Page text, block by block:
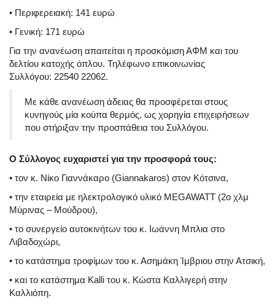
• Περιφερειακή: 141 ευρώ
• Γενική: 171 ευρώ
Για την ανανέωση απαιτείται η προσκόμιση ΑΦΜ και του
δελτίου κατοχής όπλου. Τηλέφωνο επικοινωνίας
Συλλόγου: 22540 22062.
Με κάθε ανανέωση άδειας θα προσφέρεται στους
κυνηγούς μία κούπα θερμός, ως χορηγία επιχειρήσεων
που στήριξαν την προσπάθεια του Συλλόγου.
Ο Σύλλογος ευχαριστεί για την προσφορά τους:
• τον κ. Νίκο Γιαννάκαρο (Giannakaros) στον Κότσινα,
• την εταιρεία με ηλεκτρολογικό υλικό MEGAWATT (2ο χλμ
Μύρινας – Μούδρου),
• το συνεργείο αυτοκινήτων του κ. Ιωάννη Μπλια στο
Λιβαδοχώρι,
• το κατάστημα τροφίμων του κ. Ασημάκη Ίμβριου στην Ατσική,
• και το κατάστημα Kalli του κ. Κώστα Καλλιγερή στην
Καλλιόπη.